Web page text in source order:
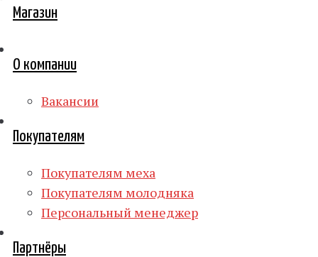
Магазин
О компании
Вакансии
Покупателям
Покупателям меха
Покупателям молодняка
Персональный менеджер
Партнёры